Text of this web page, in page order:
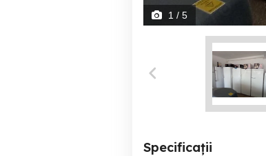
1 / 5
Specificații